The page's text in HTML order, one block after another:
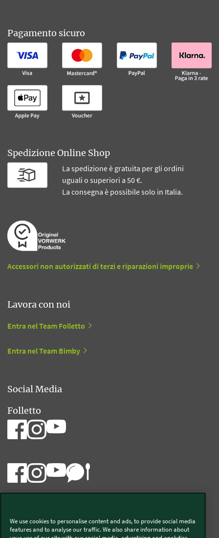
Pagamento sicuro
Spedizione Online Shop
La spedizione è gratuita per gli ordini
uguali o superiori a 50 €.
La consegna è possibile solo in Italia.
Accessori non autorizzati di terzi e riparazioni improprie
Lavora con noi
Entra nel Team Folletto
Entra nel Team Bimby
Social Media
Folletto
Vorwerk Italia s.a.s. di Vorwerk Management s.r.l.
We use cookies to personalise content and ads, to provide social media
features and to analyse our traffic. We also share information about